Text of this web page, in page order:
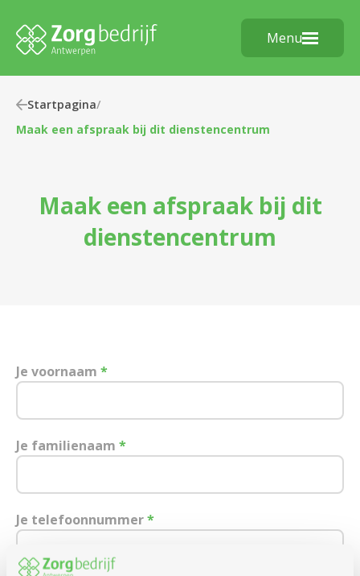
Menu
Startpagina/
Maak een afspraak bij dit dienstencentrum
Maak een afspraak bij dit
dienstencentrum
Je voornaam *
Je familienaam *
Je telefoonnummer*